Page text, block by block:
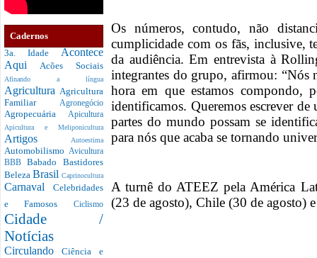
Cadernos
3a. Idade Acontece
Aqui Acões Sociais
Afinando a língua
Agricultura Agricultura
Familiar Agronegócio
Agropecuária Apicultura
Apicultura e Meliponicultura
Artigos Autoestima
Automobilismo Avicultura
BBBBabado Bastidores
Beleza Brasil Caprinocultura
Carnaval Celebridades
e Famosos Ciclismo
Cidade /
Notícias
CirculandoCiência e
Os números, contudo, não
cumplicidade com os fãs, inclusive,
da audiência. Em entrevista à
integrantes do grupo, afirmou: “Nós
hora em que estamos compondo,
identificamos. Queremos escrever de
partes do mundo possam se
para nós que acaba se tornando
A turnê do ATEEZ pela América
(23 de agosto), Chile (30 de agosto)